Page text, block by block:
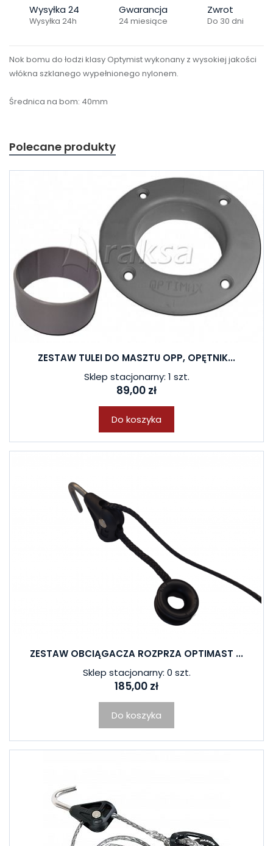
Wysyłka 24
Wysyłka 24h
Gwarancja
24 miesiące
Zwrot
Do 30 dni
Nok bomu do łodzi klasy Optymist wykonany z wysokiej jakości
włókna szklanego wypełnionego nylonem.
Średnica na bom: 40mm
Polecane produkty
ZESTAW TULEI DO MASZTU OPP, OPĘTNIK...
Sklep stacjonarny: 1 szt.
89,00 zł
Do koszyka
ZESTAW OBCIĄGACZA ROZPRZA OPTIMAST ...
Sklep stacjonarny: 0 szt.
185,00 zł
Do koszyka